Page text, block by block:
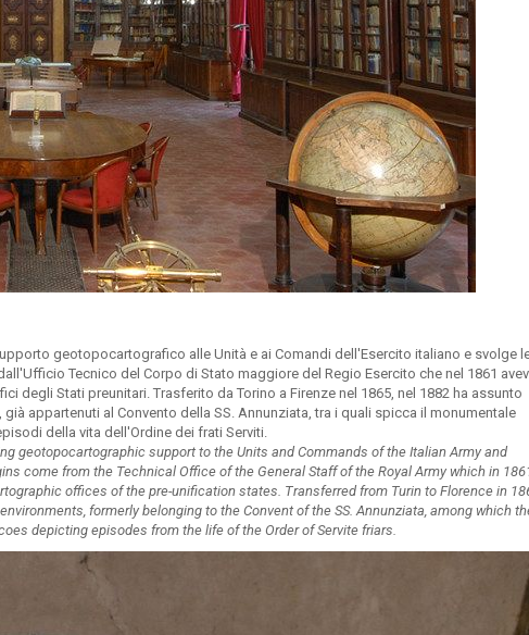
geotopocartografico alle Unità e ai Comandi dell'Esercito italiano e svolge
Tecnico del Corpo di Stato maggiore del Regio Esercito che nel 1861
degli Stati preunitari. Trasferito da Torino a Firenze nel 1865, nel 1882 ha assunto
appartenuti al Convento della SS. Annunziata, tra i quali spicca il monumentale
della vita dell'Ordine dei frati Serviti.
geotopocartographic support to the Units and Commands of the Italian Army and
come from the Technical Office of the General Staff of the Royal Army which in
offices of the pre-unification states. Transferred from Turin to Florence in
formerly belonging to the Convent of the SS. Annunziata, among which
depicting episodes from the life of the Order of Servite friars.